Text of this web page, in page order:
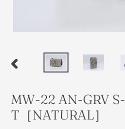
ラ
イ
ド
MW-22 AN-GRV S-
T［NATURAL］